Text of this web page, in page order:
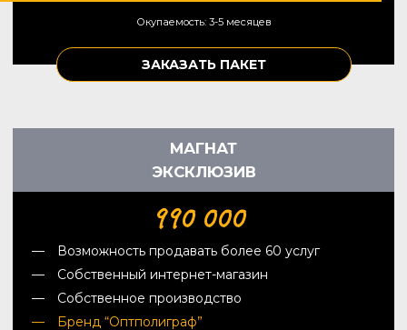
Окупаемость: 3-5 месяцев
ЗАКАЗАТЬ ПАКЕТ
МАГНАТ
ЭКСКЛЮЗИВ
990 000
Возможность продавать более 60 услуг
Собственный интернет-магазин
Собственное производство
Бренд “Оптполиграф”